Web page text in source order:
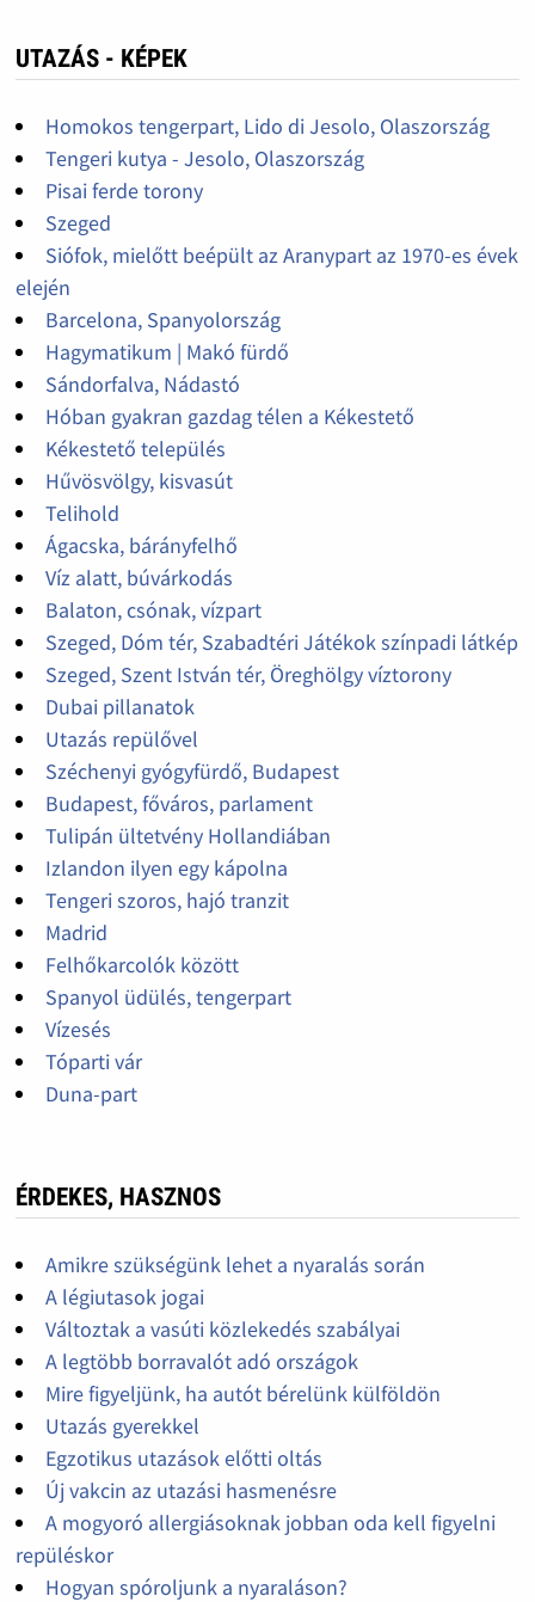
UTAZÁS - KÉPEK
Homokos tengerpart, Lido di Jesolo, Olaszország
Tengeri kutya - Jesolo, Olaszország
Pisai ferde torony
Szeged
Siófok, mielőtt beépült az Aranypart az 1970-es évek
elején
Barcelona, Spanyolország
Hagymatikum | Makó fürdő
Sándorfalva, Nádastó
Hóban gyakran gazdag télen a Kékestető
Kékestető település
Hűvösvölgy, kisvasút
Telihold
Ágacska, bárányfelhő
Víz alatt, búvárkodás
Balaton, csónak, vízpart
Szeged, Dóm tér, Szabadtéri Játékok színpadi látkép
Szeged, Szent István tér, Öreghölgy víztorony
Dubai pillanatok
Utazás repülővel
Széchenyi gyógyfürdő, Budapest
Budapest, főváros, parlament
Tulipán ültetvény Hollandiában
Izlandon ilyen egy kápolna
Tengeri szoros, hajó tranzit
Madrid
Felhőkarcolók között
Spanyol üdülés, tengerpart
Vízesés
Tóparti vár
Duna-part
ÉRDEKES, HASZNOS
Amikre szükségünk lehet a nyaralás során
A légiutasok jogai
Változtak a vasúti közlekedés szabályai
A legtöbb borravalót adó országok
Mire figyeljünk, ha autót bérelünk külföldön
Utazás gyerekkel
Egzotikus utazások előtti oltás
Új vakcin az utazási hasmenésre
A mogyoró allergiásoknak jobban oda kell figyelni
repüléskor
Hogyan spóroljunk a nyaraláson?